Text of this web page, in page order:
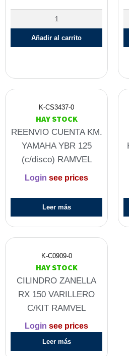
Añadir al carrito
K-CS3437-0
HAY STOCK
REENVIO CUENTA KM.
YAMAHA YBR 125
(c/disco) RAMVEL
Login see prices
Leer más
K-C0909-0
HAY STOCK
CILINDRO ZANELLA
RX 150 VARILLERO
C/KIT RAMVEL
Login see prices
Leer más